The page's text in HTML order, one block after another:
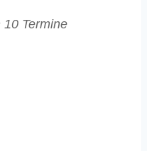
Termine